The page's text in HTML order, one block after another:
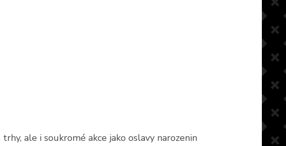
ale i soukromé akce jako oslavy narozenin